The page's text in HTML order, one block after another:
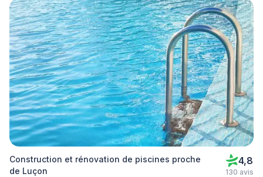
Construction et rénovation de piscines proche
de Luçon
4,8
130 avis